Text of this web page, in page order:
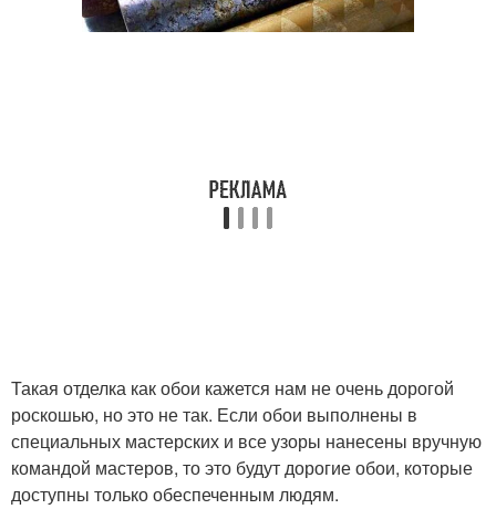
Такая отделка как обои кажется нам не очень дорогой
роскошью, но это не так. Если обои выполнены в
специальных мастерских и все узоры нанесены вручную
командой мастеров, то это будут дорогие обои, которые
доступны только обеспеченным людям.